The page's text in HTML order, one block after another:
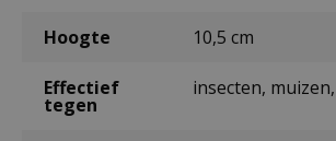
Hoogte 10,5 cm
Effectief
tegen
insecten,